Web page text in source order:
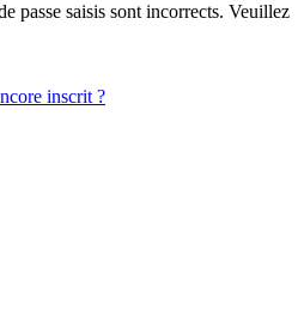
passe saisis sont incorrects. Veuillez
inscrit ?